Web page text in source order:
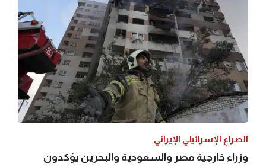
الصراع الإسرائيلي الإيراني
وزراء خارجية مصر والسعودية والبحرين يؤكدون